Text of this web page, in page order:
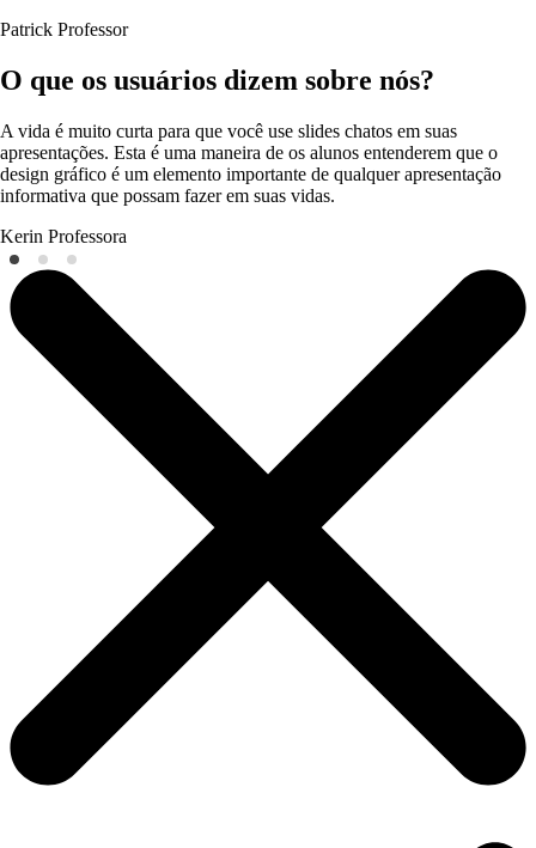
Patrick Professor
O que os usuários dizem sobre nós?
A vida é muito curta para que você use slides chatos em suas
apresentações. Esta é uma maneira de os alunos entenderem que o
design gráfico é um elemento importante de qualquer apresentação
informativa que possam fazer em suas vidas.
Kerin Professora